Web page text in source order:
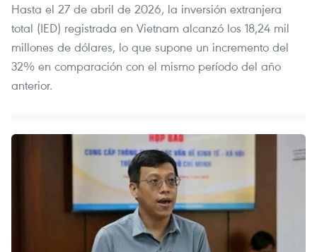
Hasta el 27 de abril de 2026, la inversión extranjera
total (IED) registrada en Vietnam alcanzó los 18,24 mil
millones de dólares, lo que supone un incremento del
32% en comparación con el mismo período del año
anterior.